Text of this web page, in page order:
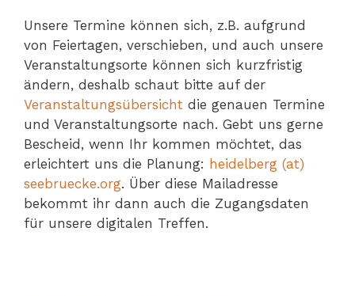
Unsere Termine können sich, z.B. aufgrund
von Feiertagen, verschieben, und auch unsere
Veranstaltungsorte können sich kurzfristig
ändern, deshalb schaut bitte auf der
Veranstaltungsübersicht die genauen Termine
und Veranstaltungsorte nach. Gebt uns gerne
Bescheid, wenn Ihr kommen möchtet, das
erleichtert uns die Planung: heidelberg (at)
seebruecke.org. Über diese Mailadresse
bekommt ihr dann auch die Zugangsdaten
für unsere digitalen Treffen.